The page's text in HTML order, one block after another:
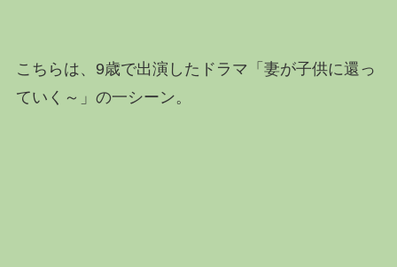
こちらは、9歳で出演したドラマ「妻が子供に還っ
ていく～」の一シーン。